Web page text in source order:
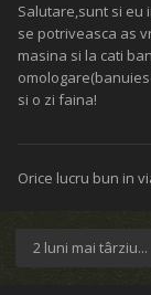
Salutare,sunt si eu
se potriveasca as
masina si la cati
si o zi faina!
Orice lucru bun in
2 luni mai târziu...